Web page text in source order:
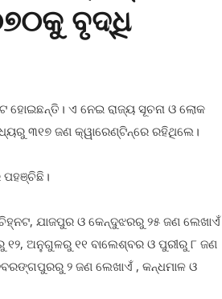
ବୃଦ୍ଧି
ଏ ନେଇ ରାଜ୍ୟ ସୂଚନା ଓ ଲୋକ
୩୧୭ ଜଣ କ୍ୱାରେଣ୍ଟିନ୍ରେ ରହିଥିଲେ।
ଯାଜପୁର ଓ କେନ୍ଦୁଝରରୁ ୨୫ ଜଣ ଲେଖାଏଁ
ଅନୁଗୁଳରୁ ୧୧ ବାଲେଶ୍ବର ଓ ପୁରୀରୁ ୮ ଜଣ
୨ ଜଣ ଲେଖାଏଁ , କନ୍ଧମାଳ ଓ